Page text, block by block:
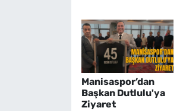
Manisaspor’dan
Başkan Dutlulu'ya
Ziyaret